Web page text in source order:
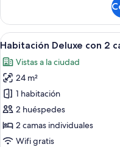
Deluxe
doble
Abrir
todas
las
fotos
de
Habitación
Deluxe
con
5
Habitación Deluxe con 2
Vistas a la ciudad
24 m²
1 habitación
2 huéspedes
2 camas individuales
Wifi gratis